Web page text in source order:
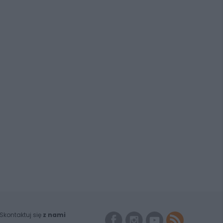
Skontaktuj się z nami